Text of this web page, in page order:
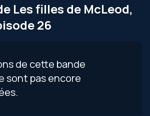
Les filles de McLeod,
26
de cette bande
sont pas encore